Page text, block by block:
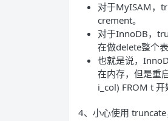
对于MyISAM，
crement。
对于InnoDB，
在做delete整个
也就是说，
在内存，但是重
i_col) FROM t 开
4、小心使用 truncate